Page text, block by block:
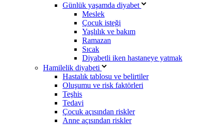
Günlük yaşamda diyabet
Meslek
Çocuk isteği
Yaşlılık ve bakım
Ramazan
Sıcak
Diyabetli iken hastaneye yatmak
Hamilelik diyabeti
Hastalık tablosu ve belirtiler
Oluşumu ve risk faktörleri
Teşhis
Tedavi
Çocuk açısından riskler
Anne açısından riskler